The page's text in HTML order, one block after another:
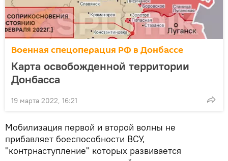
Военная спецоперация РФ в Донбассе
Карта освобожденной территории
Донбасса
19 марта 2022, 16:21
Мобилизация первой и второй волны не
прибавляет боеспособности ВСУ,
"контрнаступление" которых развивается